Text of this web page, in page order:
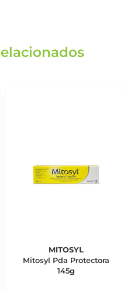
MITOSYL
Mitosyl Pda Protectora
145g